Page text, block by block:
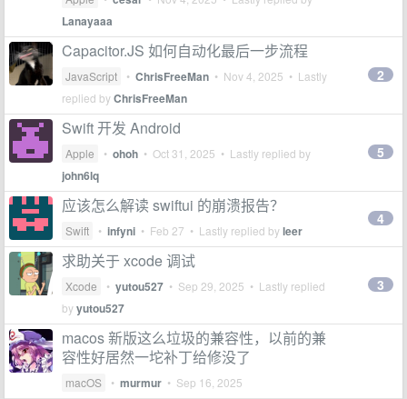
Lanayaaa
Capacitor.JS 如何自动化最后一步流程
JavaScript • ChrisFreeMan • Nov 4, 2025 • Lastly
replied byChrisFreeMan
2
Swift 开发 Android
Apple • ohoh • Oct 31, 2025 • Lastly replied by
john6lq
5
应该怎么解读 swiftui 的崩溃报告？
Swift • infyni • Feb 27 • Lastly replied byleer
4
求助关于 xcode 调试
Xcode • yutou527 • Sep 29, 2025 • Lastly replied
byyutou527
3
macos 新版这么垃圾的兼容性，以前的兼
容性好居然一坨补丁给修没了
macOS • murmur • Sep 16, 2025